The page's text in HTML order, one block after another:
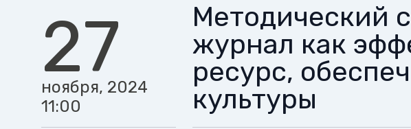
27
ноября, 2024
11:00
Методический
журнал как
ресурс,
культуры